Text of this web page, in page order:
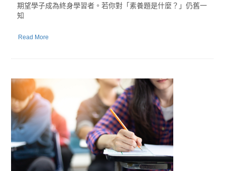
期望學子成為終身學習者。若你對「素養題是什麼？」仍舊一
知
Read More